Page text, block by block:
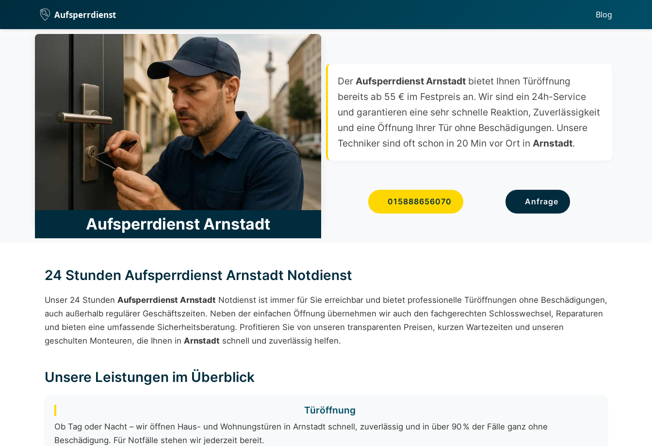
Aufsperrdienst Blog
Aufsperrdienst Arnstadt
Der Aufsperrdienst Arnstadt bietet Ihnen Türöffnung
bereits ab 55 € im Festpreis an. Wir sind ein 24h-Service
und garantieren eine sehr schnelle Reaktion, Zuverlässigkeit
und eine Öffnung Ihrer Tür ohne Beschädigungen. Unsere
Techniker sind oft schon in 20 Min vor Ort in Arnstadt.
015888656070 Anfrage
24 Stunden Aufsperrdienst Arnstadt Notdienst
Unser 24 Stunden Aufsperrdienst Arnstadt Notdienst ist immer für Sie erreichbar und bietet professionelle Türöffnungen ohne Beschädigungen,
auch außerhalb regulärer Geschäftszeiten. Neben der einfachen Öffnung übernehmen wir auch den fachgerechten Schlosswechsel, Reparaturen
und bieten eine umfassende Sicherheitsberatung. Profitieren Sie von unseren transparenten Preisen, kurzen Wartezeiten und unseren
geschulten Monteuren, die Ihnen in Arnstadt schnell und zuverlässig helfen.
Unsere Leistungen im Überblick
Türöffnung
Ob Tag oder Nacht – wir öffnen Haus- und Wohnungstüren in Arnstadt schnell, zuverlässig und in über 90 % der Fälle ganz ohne
Beschädigung. Für Notfälle stehen wir jederzeit bereit.